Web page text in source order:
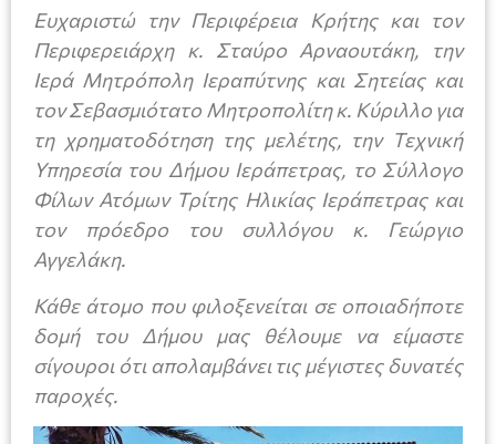
Ευχαριστώ την Περιφέρεια Κρήτης και τον
Περιφερειάρχη κ. Σταύρο Αρναουτάκη, την
Ιερά Μητρόπολη Ιεραπύτνης και Σητείας και
τον Σεβασμιότατο Μητροπολίτη κ. Κύριλλο για
τη χρηματοδότηση της μελέτης, την Τεχνική
Υπηρεσία του Δήμου Ιεράπετρας, το Σύλλογο
Φίλων Ατόμων Τρίτης Ηλικίας Ιεράπετρας και
τον πρόεδρο του συλλόγου κ. Γεώργιο
Αγγελάκη.
Κάθε άτομο που φιλοξενείται σε οποιαδήποτε
δομή του Δήμου μας θέλουμε να είμαστε
σίγουροι ότι απολαμβάνει τις μέγιστες δυνατές
παροχές.